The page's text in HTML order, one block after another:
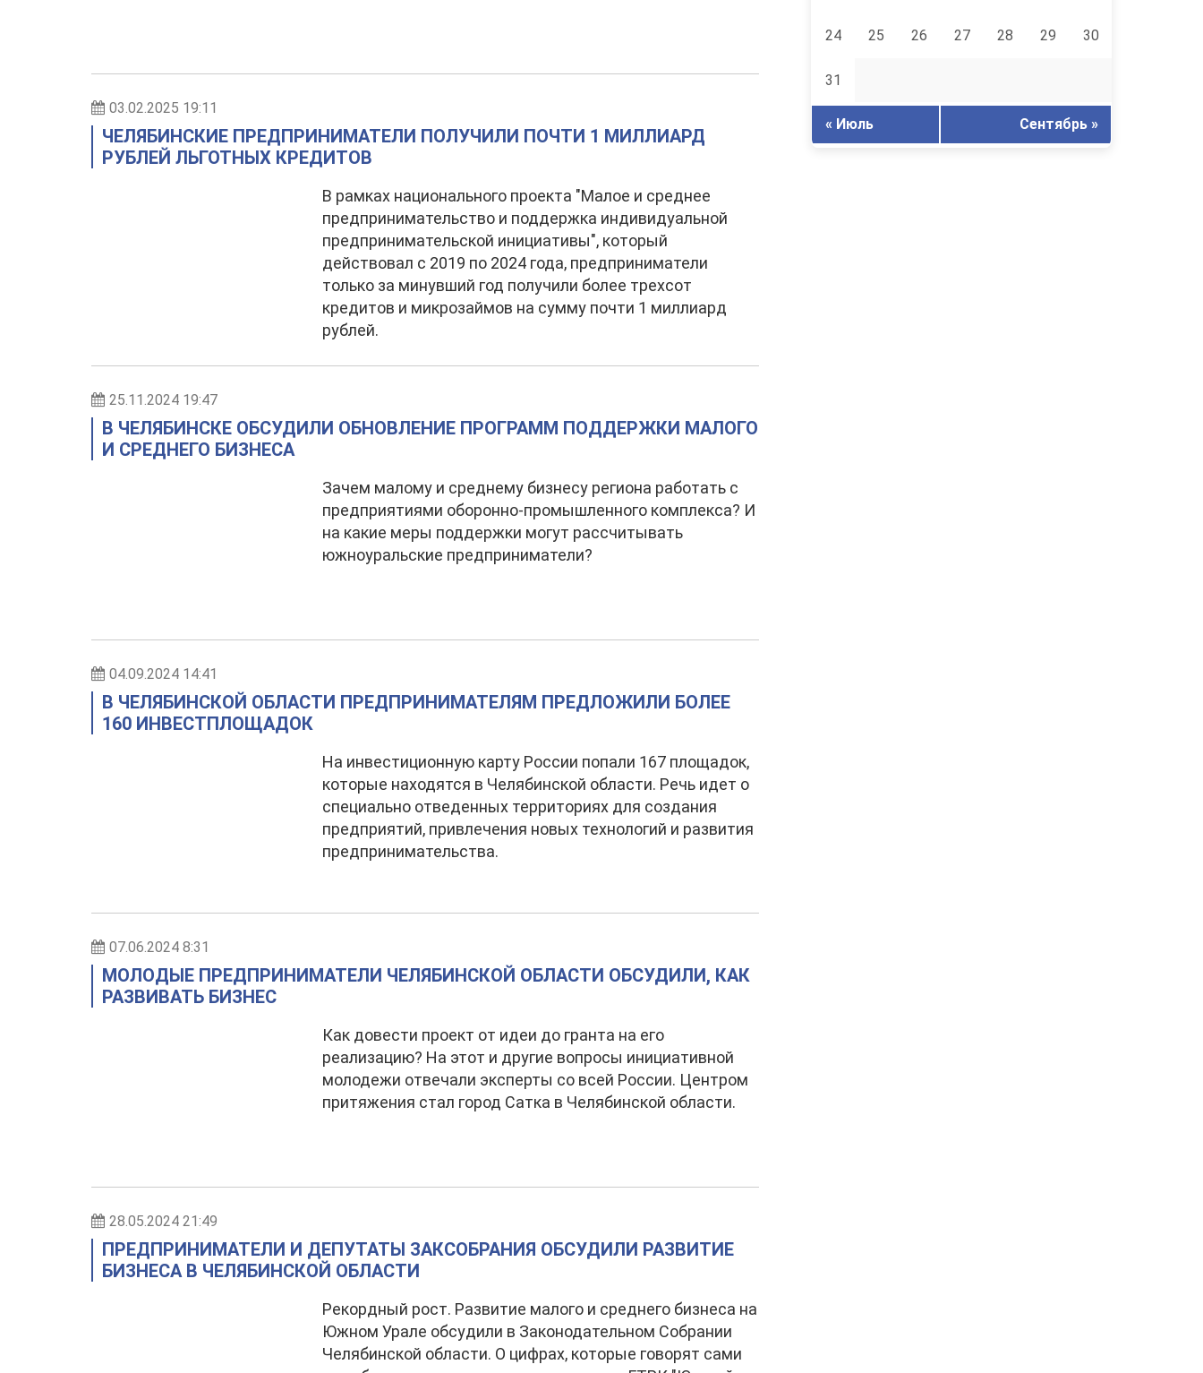
03.02.2025 19:11
ЧЕЛЯБИНСКИЕ ПРЕДПРИНИМАТЕЛИ ПОЛУЧИЛИ ПОЧТИ 1 МИЛЛИАРД
РУБЛЕЙ ЛЬГОТНЫХ КРЕДИТОВ
В рамках национального проекта "Малое и среднее
предпринимательство и поддержка индивидуальной
предпринимательской инициативы", который
действовал с 2019 по 2024 года, предприниматели
только за минувший год получили более трехсот
кредитов и микрозаймов на сумму почти 1 миллиард
рублей.
25.11.2024 19:47
В ЧЕЛЯБИНСКЕ ОБСУДИЛИ ОБНОВЛЕНИЕ ПРОГРАММ ПОДДЕРЖКИ МАЛОГО
И СРЕДНЕГО БИЗНЕСА
Зачем малому и среднему бизнесу региона работать с
предприятиями оборонно-промышленного комплекса? И
на какие меры поддержки могут рассчитывать
южноуральские предприниматели?
04.09.2024 14:41
В ЧЕЛЯБИНСКОЙ ОБЛАСТИ ПРЕДПРИНИМАТЕЛЯМ ПРЕДЛОЖИЛИ БОЛЕЕ
160 ИНВЕСТПЛОЩАДОК
На инвестиционную карту России попали 167 площадок,
которые находятся в Челябинской области. Речь идет о
специально отведенных территориях для создания
предприятий, привлечения новых технологий и развития
предпринимательства.
07.06.2024 8:31
МОЛОДЫЕ ПРЕДПРИНИМАТЕЛИ ЧЕЛЯБИНСКОЙ ОБЛАСТИ ОБСУДИЛИ, КАК
РАЗВИВАТЬ БИЗНЕС
Как довести проект от идеи до гранта на его
реализацию? На этот и другие вопросы инициативной
молодежи отвечали эксперты со всей России. Центром
притяжения стал город Сатка в Челябинской области.
28.05.2024 21:49
ПРЕДПРИНИМАТЕЛИ И ДЕПУТАТЫ ЗАКСОБРАНИЯ ОБСУДИЛИ РАЗВИТИЕ
БИЗНЕСА В ЧЕЛЯБИНСКОЙ ОБЛАСТИ
Рекордный рост. Развитие малого и среднего бизнеса на
Южном Урале обсудили в Законодательном Собрании
Челябинской области. О цифрах, которые говорят сами
24 25 26 27 28 29 30
31
« Июль Сентябрь »